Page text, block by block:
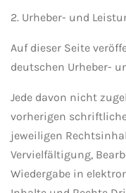
2. Urheber- und
Auf dieser Seite
deutschen Urheber-
Jede davon nicht
vorherigen
jeweiligen
Vervielfältigung,
Wiedergabe in